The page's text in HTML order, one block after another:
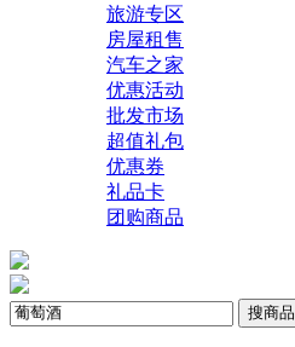
旅游专区
房屋租售
汽车之家
优惠活动
批发市场
超值礼包
优惠券
礼品卡
团购商品
搜商品